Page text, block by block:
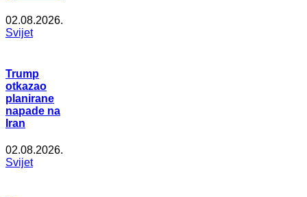
02.08.2026.
Svijet
Trump
otkazao
planirane
napade na
Iran
02.08.2026.
Svijet